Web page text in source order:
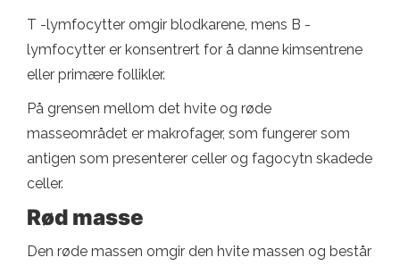
T -lymfocytter omgir blodkarene, mens B -
lymfocytter er konsentrert for å danne kimsentrene
eller primære follikler.
På grensen mellom det hvite og røde
masseområdet er makrofager, som fungerer som
antigen som presenterer celler og fagocytn skadede
celler.
Rød masse
Den røde massen omgir den hvite massen og består